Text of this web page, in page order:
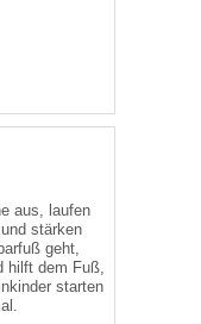
aus, laufen
stärken
geht,
hilft dem Fuß,
starten